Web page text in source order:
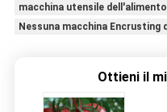
macchina utensile
Nessuna macchina Encrusting
Ottieni il